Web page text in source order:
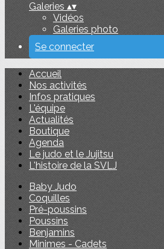
Galeries ▴▾
Vidéos
Galeries photo
Se connecter
Accueil
Nos activités
Infos pratiques
L'équipe
Actualités
Boutique
Agenda
Le judo et le Jujitsu
L'histoire de la SVLJ
Baby Judo
Coquilles
Pré-poussins
Poussins
Benjamins
Minimes - Cadets